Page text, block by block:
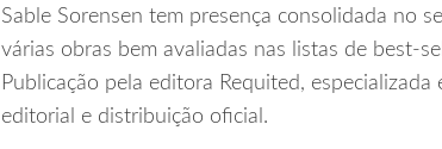
Sable Sorensen tem presença consolidada no
várias obras bem avaliadas nas listas de
Publicação pela editora Requited,
editorial e distribuição oficial.